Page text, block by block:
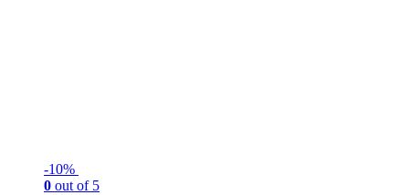
-10%
0 out of 5